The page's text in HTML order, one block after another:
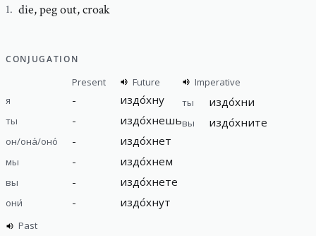
1. die,peg out, croak
CONJUGATION
Present
Future
я
- издо́хну
ты - издо́хнешь
он/она́/оно́ - издо́хнет
мы - издо́хнем
вы - издо́хнете
они́ - издо́хнут
Imperative
ты
издо́хни
вы издо́хните
Past